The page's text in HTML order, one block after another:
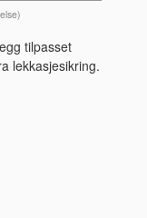
tilpasset
lekkasjesikring.